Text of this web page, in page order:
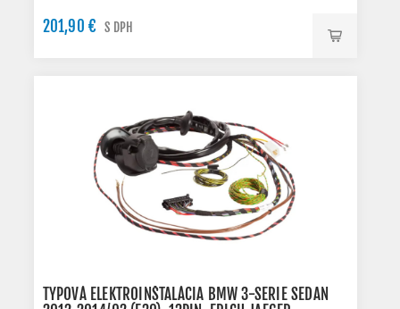
201,90 € S DPH
TYPOVÁ ELEKTROINŠTALÁCIA BMW 3-SERIE SEDAN